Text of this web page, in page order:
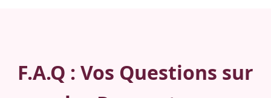
F.A.Q : Vos Questions sur